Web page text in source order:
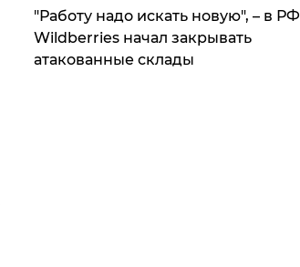
"Работу надо искать новую", – в РФ
Wildberries начал закрывать
атакованные склады